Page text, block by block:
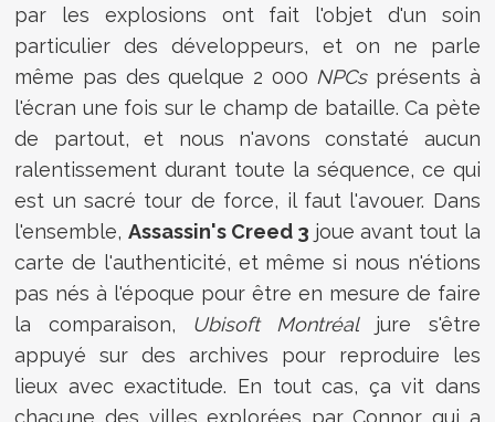
par les explosions ont fait l'objet d'un soin
particulier des développeurs, et on ne parle
même pas des quelque 2 000 NPCsprésents à
l'écran une fois sur le champ de bataille. Ca pète
de partout, et nous n'avons constaté aucun
ralentissement durant toute la séquence, ce qui
est un sacré tour de force, il faut l'avouer. Dans
l'ensemble, Assassin's Creed 3 joue avant tout la
carte de l'authenticité, et même si nous n'étions
pas nés à l'époque pour être en mesure de faire
la comparaison,
Ubisoft Montréaljure s'être
appuyé sur des archives pour reproduire les
lieux avec exactitude. En tout cas, ça vit dans
chacune des villes explorées par Connor qui a